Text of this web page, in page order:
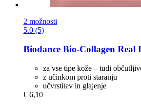
2 možnosti
5.0 (5)
Biodance Bio-​Collagen Real
za vse tipe kože – tudi
z učinkom proti staranju
učvrstitev in glajenje
€ 6,10